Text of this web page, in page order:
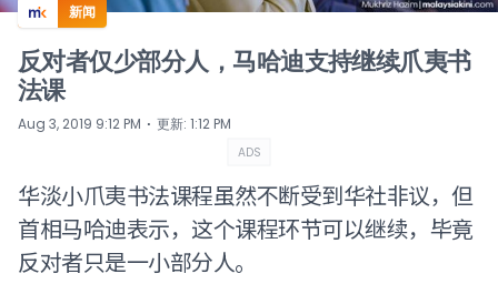
新闻
反对者仅少部分人，马哈迪支持继续爪夷书
法课
Aug 3, 2019 9:12 PM ⋅ 更新: 1:12 PM
ADS
华淡小爪夷书法课程虽然不断受到华社非议，但
首相马哈迪表示，这个课程环节可以继续，毕竟
反对者只是一小部分人。